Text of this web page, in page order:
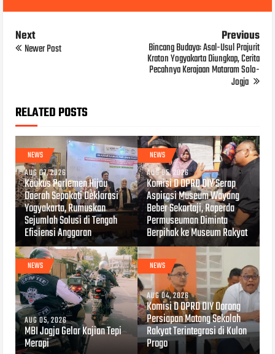
Next
Newer Post
Previous
Bincang Budaya: Asal-Usul Prajurit
Kraton Yogyakarta Diungkap, Cerita
Pecahnya Kerajaan Mataram Solo-
Jogja
RELATED POSTS
NEWS
AUG 07, 2026
Kaukus Parlemen Hijau
Daerah Sepakati Deklarasi
Yogyakarta, Rumuskan
Sejumlah Solusi di Tengah
Efisiensi Anggaran
NEWS
AUG 05, 2026
Komisi D DPRD DIY Serap
Aspirasi Museum Wayang
Beber Sekartaji, Raperda
Permuseuman Diminta
Berpihak ke Museum Rakyat
NEWS
AUG 05, 2026
MBI Jogja Gelar Kajian Tepi
Merapi
NEWS
AUG 04, 2026
Komisi D DPRD DIY Dorong
Persiapan Matang Sekolah
Rakyat Terintegrasi di Kulon
Progo